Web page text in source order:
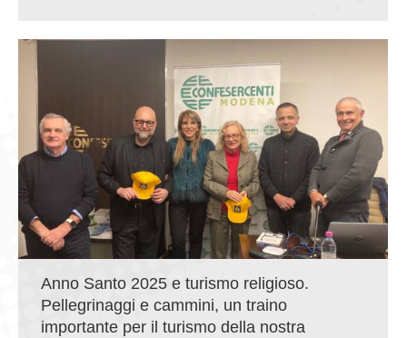
Anno Santo 2025 e turismo religioso.
Pellegrinaggi e cammini, un traino
importante per il turismo della nostra